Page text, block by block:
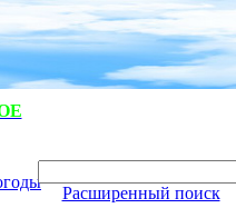
Расширенный поиск